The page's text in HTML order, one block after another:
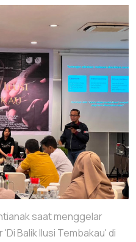
saat menggelar
Balik Ilusi Tembakau' di